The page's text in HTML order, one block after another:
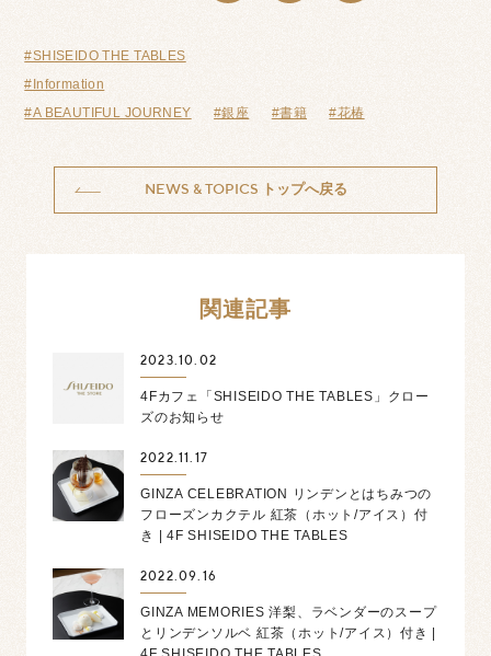
#SHISEIDO THE TABLES
#Information
#A BEAUTIFUL JOURNEY
#銀座 #書籍 #花椿
NEWS & TOPICS トップへ戻る
関連記事
2023.10.02
4Fカフェ「SHISEIDO THE TABLES」クロー
ズのお知らせ
2022.11.17
GINZA CELEBRATION リンデンとはちみつの
フローズンカクテル 紅茶（ホット/アイス）付
き | 4F SHISEIDO THE TABLES
2022.09.16
GINZA MEMORIES 洋梨、ラベンダーのスープ
とリンデンソルベ 紅茶（ホット/アイス）付き |